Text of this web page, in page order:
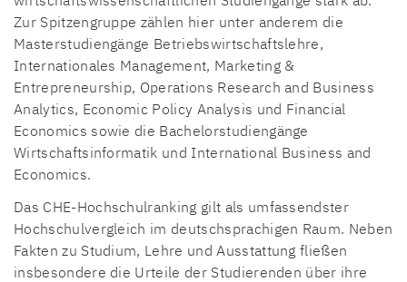
Zur Spitzengruppe zählen hier unter anderem die
Masterstudiengänge Betriebswirtschaftslehre,
Internationales Management, Marketing &
Entrepreneurship, Operations Research and Business
Analytics, Economic Policy Analysis und Financial
Economics sowie die Bachelorstudiengänge
Wirtschaftsinformatik und International Business and
Economics.
Das CHE-Hochschulranking gilt als umfassendster
Hochschulvergleich im deutschsprachigen Raum. Neben
Fakten zu Studium, Lehre und Ausstattung fließen
insbesondere die Urteile der Studierenden über ihre